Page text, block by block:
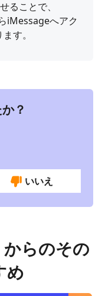
ることで、
iMessageへアク
す。
？
いいえ
らのその
め